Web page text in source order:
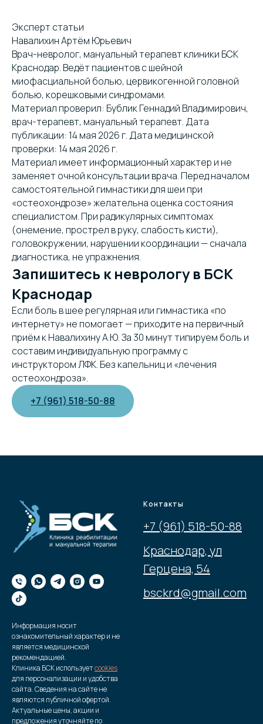
Эксперт статьи
Навалихин Артём Юрьевич
Врач-невролог, мануальный терапевт клиники БСК
Краснодар. Ведёт пациентов с шейной
миофасциальной болью, цервикогенной головной
болью, корешковыми синдромами.
Материал проверил: Бублик Геннадий Владимирович,
врач-терапевт, мануальный терапевт. Дата
публикации: 14 мая 2026 г. Дата медицинской
проверки: 14 мая 2026 г.
Материал имеет информационный характер и не
заменяет очной консультации врача. Перед началом
самостоятельной гимнастики для шеи при
«остеохондрозе» желательна оценка состояния
специалистом. При радикулярных симптомах
(онемение, прострел в руку, слабость кисти),
головокружении, нарушении координации — сначала
диагностика, не упражнения.
Запишитесь к неврологу в БСК
Краснодар
Если боль в шее регулярная или гимнастика «по
интернету» не помогает — приходите на первичный
приём к Навалихину А.Ю. За 30 минут типируем боль и
составим индивидуальную программу с
инструктором ЛФК. Без капельниц и «лечения
остеохондроза».
+7 (961) 518-50-88
Информация носит
ознакомительный характер и не
является медицинской
рекомендацией.
Клиника БСК используетcookies
для персонализации и удобства
сайта. Сведения на сайте не
являются публичной офертой.
Актуальные цены, акции и
предложения уточняйте по
Контакты
+7 (961) 518-50-88
Краснодар, ул
Герцена, 54
bsckrd@gmail.com